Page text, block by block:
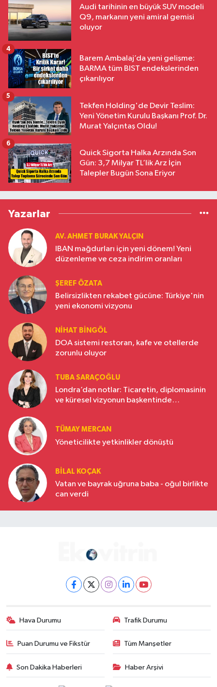
Audi tarihinin en büyük SUV modeli
Q9, markanın yeni amiral gemisi
oluyor
Barem Ambalaj’da yeni gelişme:
BARMA tüm BIST endekslerinden
çıkarılıyor
4
Tekfen Holding'de Devir Teslim:
Yeni Yönetim Kurulu Başkanı Prof. Dr.
Murat Yalçıntaş Oldu!
5
Quick Sigorta Halka Arzında Son
Gün: 3,7 Milyar TL’lik Arz İçin
Talepler Bugün Sona Eriyor
6
Yazarlar
AV. AHMET BURAK YALÇIN
IBAN mağdurları için yeni dönem! Yeni
düzenleme ve ceza indirim oranları
ŞEREF ÖZATA
Belirsizlikten rekabet gücüne: Türkiye'nin
yeni ekonomi vizyonu
NIHAT BINGÖL
DOA sistemi restoran, kafe ve otellerde
zorunlu oluyor
TUBA SARAÇOĞLU
Londra’dan notlar: Ticaretin, diplomasinin
ve küresel vizyonun başkentinde
TÜMAY MERCAN
Yöneticilikte yetkinlikler dönüştü
BILAL KOÇAK
Vatan ve bayrak uğruna baba - oğul birlikte
can verdi
Hava Durumu Trafik Durumu
Puan Durumu ve Fikstür Tüm Manşetler
Son Dakika Haberleri Haber Arşivi